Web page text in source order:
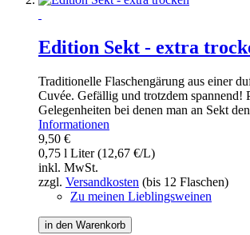
Edition Sekt - extra
Traditionelle Flaschengärung aus einer
Cuvée. Gefällig und trotzdem spannend!
Gelegenheiten bei denen man an Sekt
Informationen
9,50 €
0,75 l Liter (12,67 €/L)
inkl. MwSt.
zzgl. Versandkosten (bis 12 Flaschen)
Zu meinen Lieblingsweinen
in den Warenkorb